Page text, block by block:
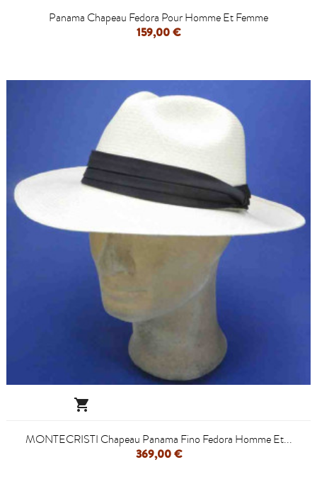
Panama Chapeau Fedora Pour Homme Et Femme
159,00 €

MONTECRISTI Chapeau Panama Fino Fedora Homme Et...
369,00 €